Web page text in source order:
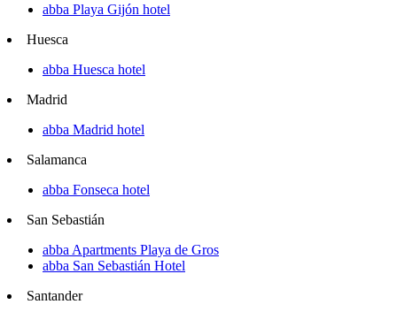
abba Playa Gijón hotel
Huesca
abba Huesca hotel
Madrid
abba Madrid hotel
Salamanca
abba Fonseca hotel
San Sebastián
abba Apartments Playa de Gros
abba San Sebastián Hotel
Santander